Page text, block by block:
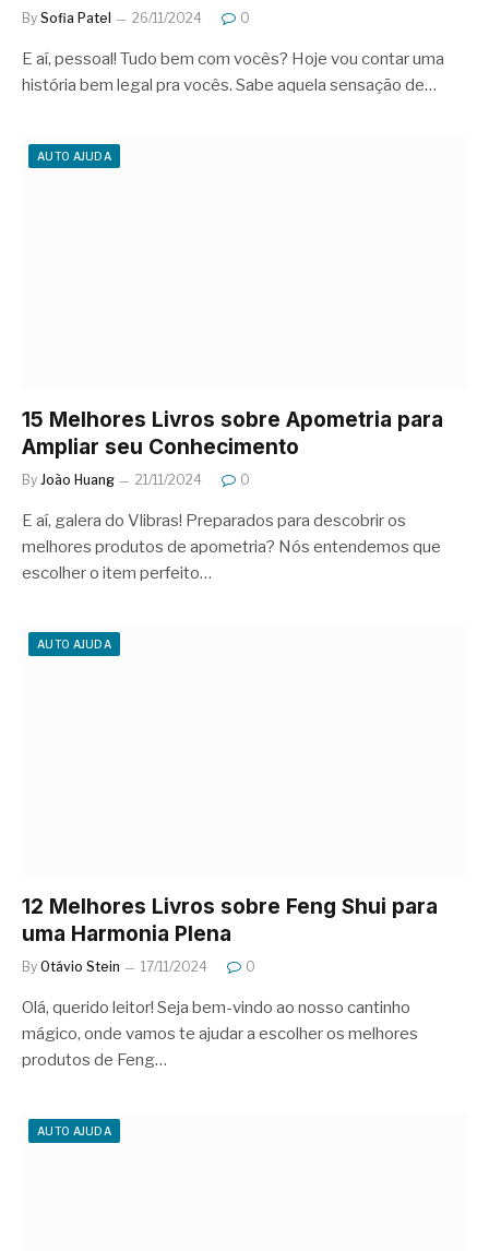
By Sofia Patel 26/11/2024 0
E aí, pessoal! Tudo bem com vocês? Hoje vou contar uma
história bem legal pra vocês. Sabe aquela sensação de…
AUTO AJUDA
15 Melhores Livros sobre Apometria para
Ampliar seu Conhecimento
By João Huang 21/11/2024 0
E aí, galera do Vlibras! Preparados para descobrir os
melhores produtos de apometria? Nós entendemos que
escolher o item perfeito…
AUTO AJUDA
12 Melhores Livros sobre Feng Shui para
uma Harmonia Plena
By Otávio Stein 17/11/2024 0
Olá, querido leitor! Seja bem-vindo ao nosso cantinho
mágico, onde vamos te ajudar a escolher os melhores
produtos de Feng…
AUTO AJUDA